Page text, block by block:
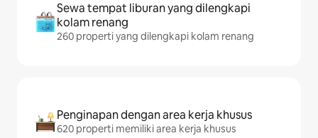
Sewa tempat liburan yang dilengkapi
kolam renang
260 properti yang dilengkapi kolam renang
Penginapan dengan area kerja khusus
620 properti memiliki area kerja khusus